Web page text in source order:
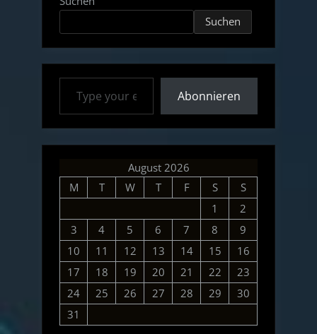
für
und
die
Prüfung
für
das
Suchen
Type your email…
Abonnieren
August 2026
M
T W T F S
S
1
2
3
4 5 6 7 8
9
10
11 12 13 14 15
16
17
18 19 20 21 22
23
24
25 26 27 28 29
30
31